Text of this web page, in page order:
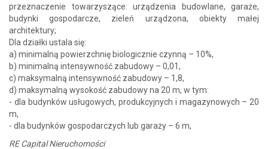
przeznaczenie towarzyszące: urządzenia budowlane, garaże,
budynki gospodarcze, zieleń urządzona, obiekty małej
architektury;
Dla działki ustala się:
a) minimalną powierzchnię biologicznie czynną – 10%,
b) minimalną intensywność zabudowy – 0,01,
c) maksymalną intensywność zabudowy – 1,8,
d) maksymalną wysokość zabudowy na 20 m, w tym:
- dla budynków usługowych, produkcyjnych i magazynowych – 20
m,
- dla budynków gospodarczych lub garaży – 6 m,
RE Capital Nieruchomości